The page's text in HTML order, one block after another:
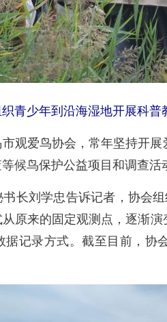
少年到沿海湿地开展科普
爱鸟协会，常年坚持开展
候鸟保护公益项目和调查
刘学忠告诉记者，协会组
原来的固定观测点，逐渐
记录方式。截至目前，协